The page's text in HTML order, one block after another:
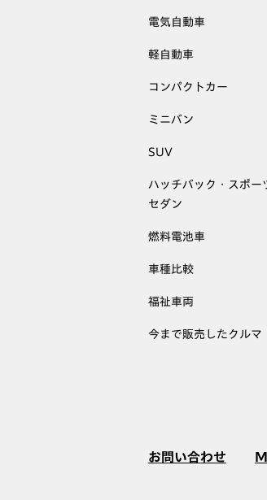
電気自動車
軽自動車
コンパクトカー
ミニバン
SUV
ハッチバック・スポー
セダン
燃料電池車
車種比較
福祉車両
今まで販売したクルマ
お問い合わせ